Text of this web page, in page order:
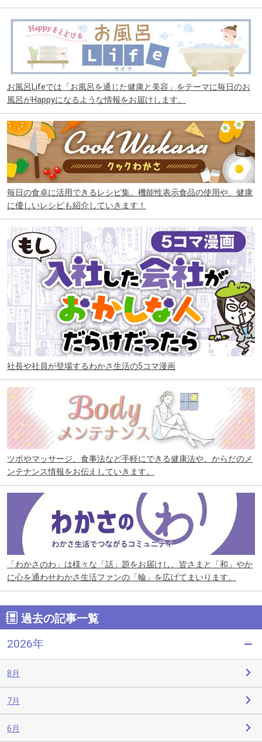
お風呂Lifeでは「お風呂を通じた健康と美容」をテーマに毎日のお
風呂がHappyになるような情報をお届けします。
毎日の食卓に活用できるレシピ集。機能性表示食品の使用や、健康
に優しいレシピも紹介していきます！
社長や社員が登場するわかさ生活の5コマ漫画
ツボやマッサージ、食事法など手軽にできる健康法や、からだのメ
ンテナンス情報をお伝えしていきます。
「わかさのわ」は様々な「話」題をお届けし、皆さまと「和」やか
に心を通わせわかさ生活ファンの「輪」を広げてまいります。
過去の記事一覧
2026年
8月
7月
6月